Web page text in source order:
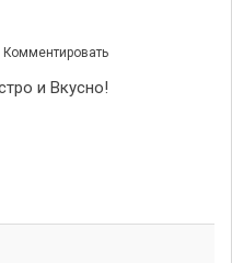
Комментировать